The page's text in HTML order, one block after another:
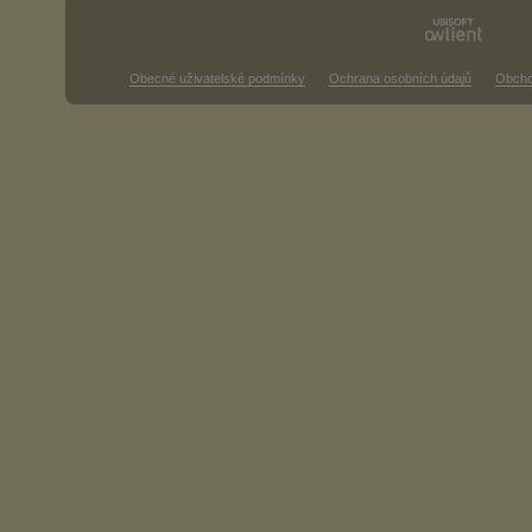
Obecné uživatelské podmínky Ochrana osobních údajů